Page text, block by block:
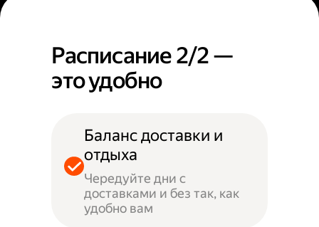
Расписание 2/2 —
это удобно
Баланс доставки и
отдыха
Чередуйте дни с
доставками и без так, как
удобно вам